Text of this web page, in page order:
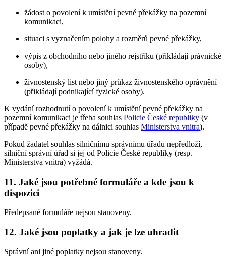
žádost o povolení k umístění pevné překážky na pozemní
komunikaci,
situaci s vyznačením polohy a rozměrů pevné překážky,
výpis z obchodního nebo jiného rejstříku (přikládají právnické
osoby),
živnostenský list nebo jiný průkaz živnostenského oprávnění
(přikládají podnikající fyzické osoby).
K vydání rozhodnutí o povolení k umístění pevné překážky na
pozemní komunikaci je třeba souhlas Policie České republiky (v
případě pevné překážky na dálnici souhlas Ministerstva vnitra).
Pokud žadatel souhlas silničnímu správnímu úřadu nepředloží,
silniční správní úřad si jej od Policie České republiky (resp.
Ministerstva vnitra) vyžádá.
11. Jaké jsou potřebné formuláře a kde jsou k
dispozici
Předepsané formuláře nejsou stanoveny.
12. Jaké jsou poplatky a jak je lze uhradit
Správní ani jiné poplatky nejsou stanoveny.